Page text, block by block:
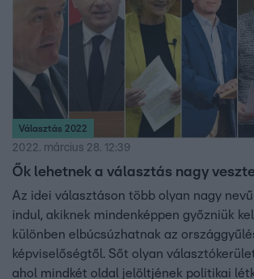
Választás 2022
2022. március 28. 12:39
Ők lehetnek a választás nagy
Az idei választáson több olyan nagy
indul, akiknek mindenképpen győzniük
különben elbúcsúzhatnak az
képviselőségtől. Sőt olyan
ahol mindkét oldal jelöltjének politikai